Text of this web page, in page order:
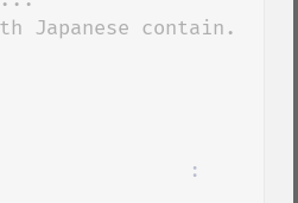
Japanese contain.